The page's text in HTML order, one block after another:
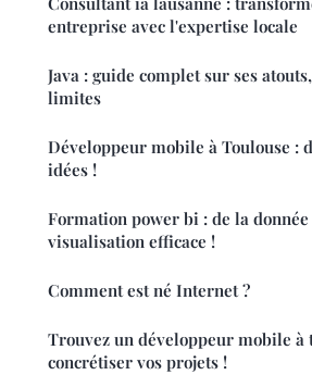
entreprise avec l'expertise locale
Java : guide complet sur ses
limites
Développeur mobile à Toulouse :
idées !
Formation power bi : de la donnée
visualisation efficace !
Comment est né Internet ?
Trouvez un développeur mobile à
concrétiser vos projets !